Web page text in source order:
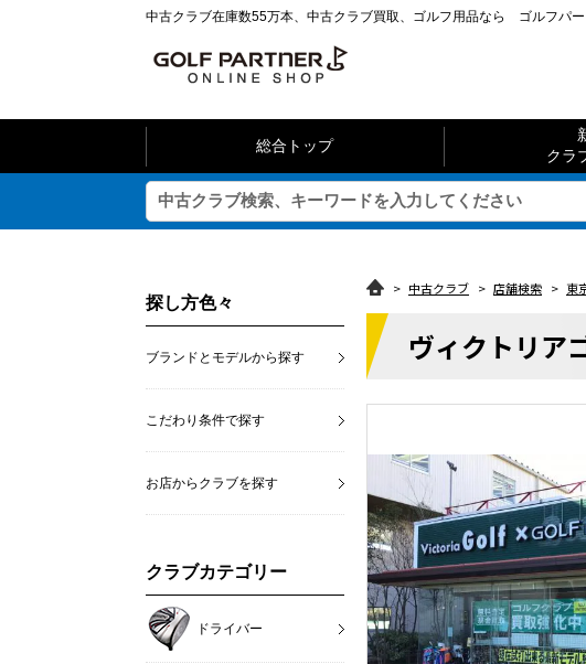
中古クラブ在庫数55万本、中古クラブ買取、ゴルフ用品なら ゴルフパ
総合トップ
クラ
> 中古クラブ > 店舗検索 > 東
ヴィクトリア
探し方色々
ブランドとモデルから探す
こだわり条件で探す
お店からクラブを探す
クラブカテゴリー
ドライバー